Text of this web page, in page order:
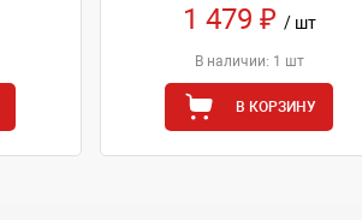
1 479 ₽ / шт
В наличии: 1 шт
В КОРЗИНУ